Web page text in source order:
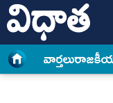
వార్త‌లు